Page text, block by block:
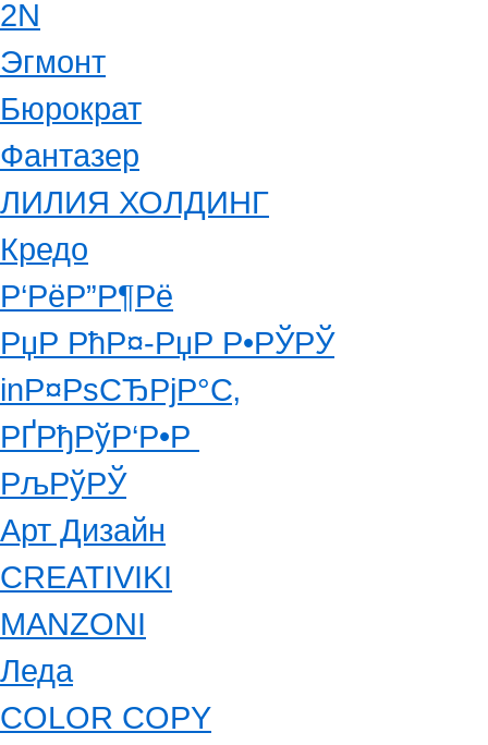
2N
Эгмонт
Бюрократ
Фантазер
ЛИЛИЯ ХОЛДИНГ
Кредо
Р‘РёР”Р¶Рё
РџР РћР¤-РџР Р•РЎРЎ
inР¤РѕСЂРјР°С‚
РҐРђРўР‘Р•Р
РљРўРЎ
Арт Дизайн
CREATIVIKI
MANZONI
Леда
COLOR COPY